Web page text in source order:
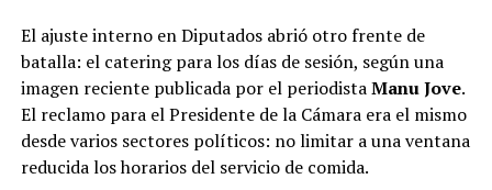
El ajuste interno en Diputados abrió otro frente de
batalla: el catering para los días de sesión, según una
imagen reciente publicada por el periodistaManu Jove.
El reclamo para el Presidente de la Cámara era el mismo
desde varios sectores políticos: no limitar a una ventana
reducida los horarios del servicio de comida.